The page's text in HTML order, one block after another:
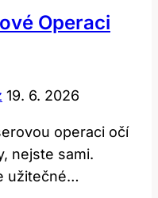
Operaci
19. 6. 2026
operaci očí
nejste sami.
užitečné…